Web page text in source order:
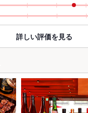
詳しい評価を見る